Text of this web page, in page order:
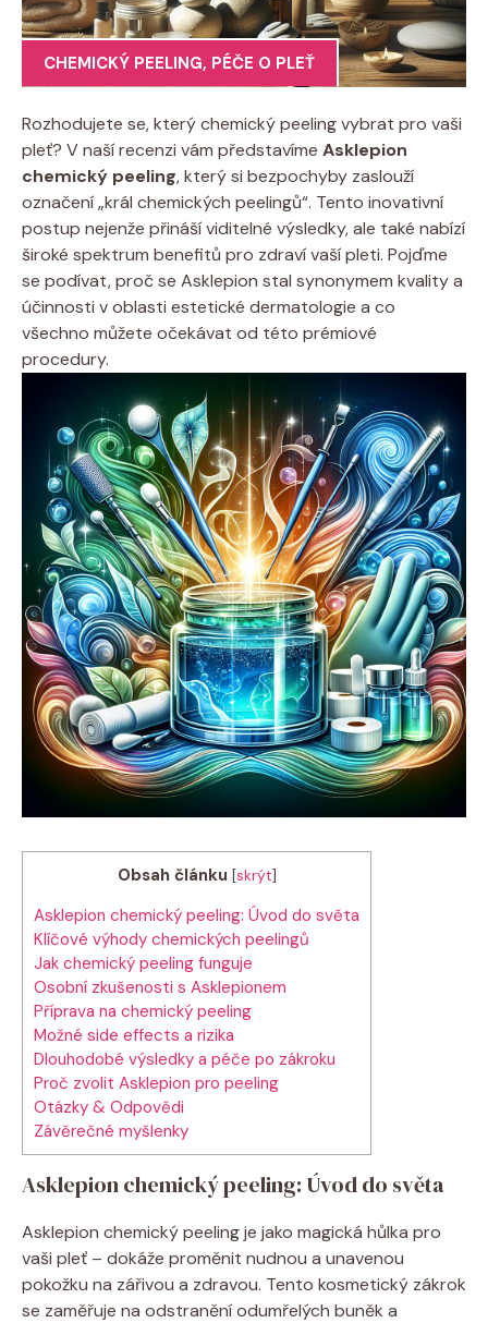
CHEMICKÝ PEELING, PÉČE O PLEŤ
Rozhodujete se, který chemický peeling vybrat pro vaši
pleť? V naší recenzi vám představíme Asklepion
chemický peeling, který si bezpochyby zaslouží
označení „král chemických peelingů“. Tento inovativní
postup nejenže přináší viditelné výsledky, ale také nabízí
široké spektrum benefitů pro zdraví vaší pleti. Pojďme
se podívat, proč se Asklepion stal synonymem kvality a
účinnosti v oblasti estetické dermatologie a co
všechno můžete očekávat od této prémiové
procedury.
Obsah článku [skrýt]
Asklepion chemický peeling: Úvod do světa
Klíčové výhody chemických peelingů
Jak chemický peeling funguje
Osobní zkušenosti s Asklepionem
Příprava na chemický peeling
Možné side effects a rizika
Dlouhodobé výsledky a péče po zákroku
Proč zvolit Asklepion pro peeling
Otázky & Odpovědi
Závěrečné myšlenky
Asklepion chemický peeling: Úvod do světa
Asklepion chemický peeling je jako magická hůlka pro
vaši pleť – dokáže proměnit nudnou a unavenou
pokožku na zářivou a zdravou. Tento kosmetický zákrok
se zaměřuje na odstranění odumřelých buněk a